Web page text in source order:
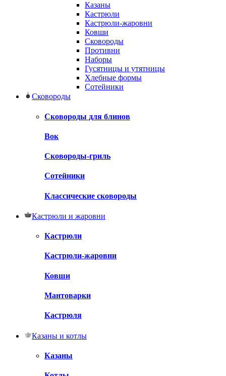
Казаны
Кастрюли
Кастрюли-жаровни
Ковши
Сковороды
Противни
Наборы
Гусятницы и утятницы
Хлебные формы
Сотейники
Сковороды
Сковороды для блинов
Вок
Сковороды-гриль
Сотейники
Классические сковороды
Кастрюли и жаровни
Кастрюли
Кастрюли-жаровни
Ковши
Мантоварки
Кастрюля
Казаны и котлы
Казаны